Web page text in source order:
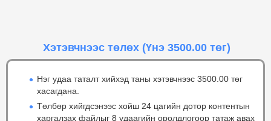
Хэтэвчнээс төлөх (Үнэ 3500.00 төг)
Нэг удаа таталт хийхэд таны хэтэвчнээс 3500.00 төг
хасагдана.
Төлбөр хийгдсэнээс хойш 24 цагийн дотор контентын
харгалзах файлыг 8 удаагийн оролдлогоор татаж авах